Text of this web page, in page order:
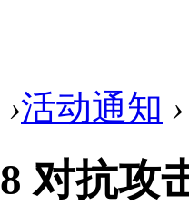
›活动通知 ›
对抗